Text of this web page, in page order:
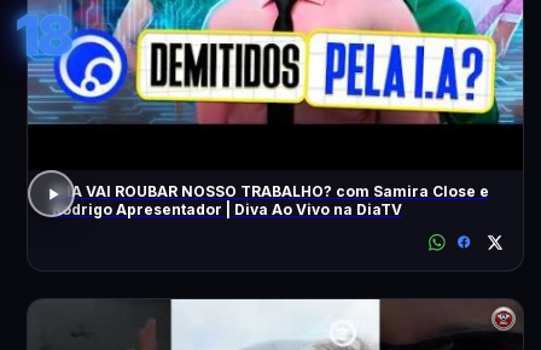
18
A IA VAI ROUBAR NOSSO TRABALHO? com Samira Close e
Rodrigo Apresentador | Diva Ao Vivo na DiaTV